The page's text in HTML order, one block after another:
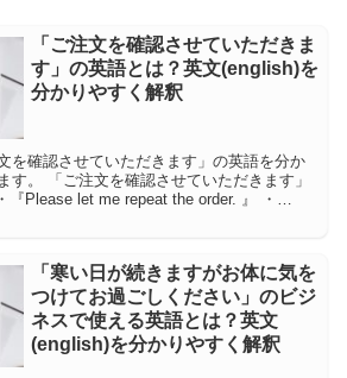
「ご注文を確認させていただきま
す」の英語とは？英文(english)を
分かりやすく解釈
を確認させていただきます」の英語を分か
だきます」
「寒い日が続きますがお体に気を
つけてお過ごしください」のビジ
ネスで使える英語とは？英文
(english)を分かりやすく解釈